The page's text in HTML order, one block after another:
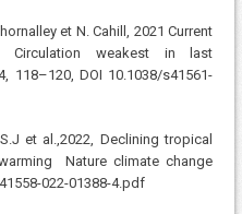
et N. Cahill, 2021 Current
Circulation weakest in last
118–120, DOI 10.1038/s41561-
et al.,2022, Declining tropical
Nature climate change
022-01388-4.pdf